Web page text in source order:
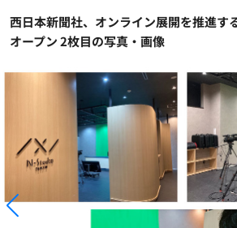
西日本新聞社、オンライン展開を推進す
オープン 2枚目の写真・画像